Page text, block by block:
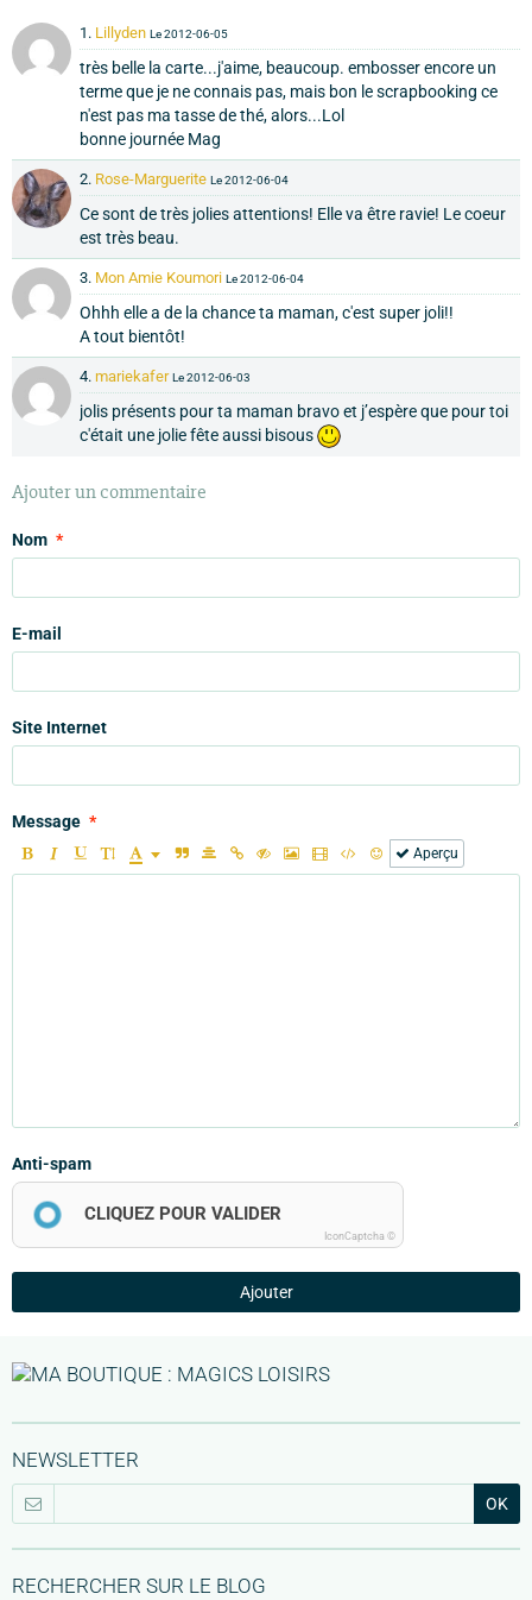
1. Lillyden Le 2012-06-05
très belle la carte...j'aime, beaucoup. embosser encore un
terme que je ne connais pas, mais bon le scrapbooking ce
n'est pas ma tasse de thé, alors...Lol
bonne journée Mag
2. Rose-Marguerite Le 2012-06-04
Ce sont de très jolies attentions! Elle va être ravie! Le coeur
est très beau.
3. Mon Amie Koumori Le 2012-06-04
Ohhh elle a de la chance ta maman, c'est super joli!!
A tout bientôt!
4. mariekafer Le 2012-06-03
jolis présents pour ta maman bravo et j’espère que pour toi
c'était une jolie fête aussi bisous
Ajouter un commentaire
Nom
E-mail
Site Internet
Message
Aperçu
Anti-spam
CLIQUEZ POUR VALIDER
IconCaptcha ©
Ajouter
NEWSLETTER
OK
RECHERCHER SUR LE BLOG